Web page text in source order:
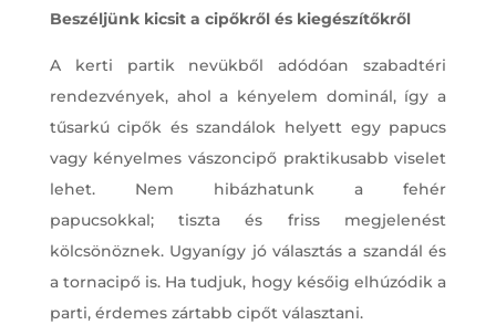
Beszéljünk kicsit a cipőkről és kiegészítőkről
A kerti partik nevükből adódóan szabadtéri
rendezvények, ahol a kényelem dominál, így a
tűsarkú cipők és szandálok helyett egy papucs
vagy kényelmes vászoncipő praktikusabb viselet
lehet. Nem hibázhatunk a fehér
papucsokkal; tiszta és friss megjelenést
kölcsönöznek. Ugyanígy jó választás a szandál és
a tornacipő is. Ha tudjuk, hogy későig elhúzódik a
parti, érdemes zártabb cipőt választani.